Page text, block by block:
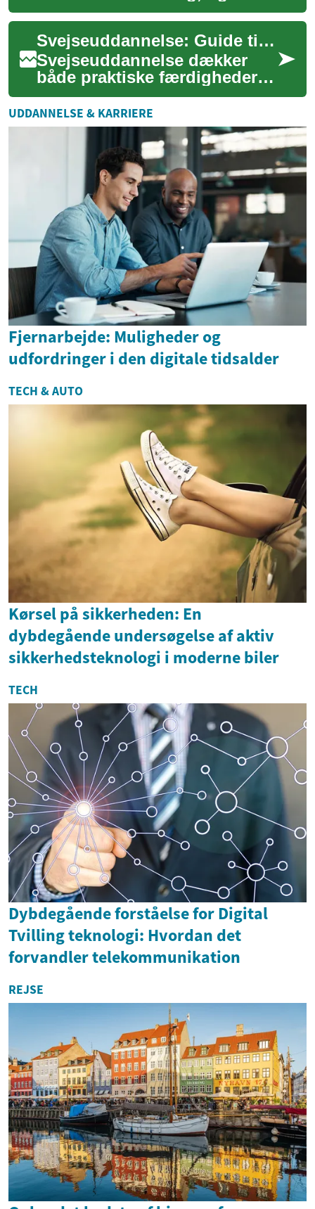
den følger en stigende
anerkendelse af værdien af en
mangfol...
Svejseuddannelse: Guide til teknisk træning og karriere
Svejseuddannelse dækker
både praktiske færdigheder
og teoretisk viden, der
kræves for at arbejde sikkert
og effektivt...
UDDANNELSE & KARRIERE
Fjernarbejde: Muligheder og
udfordringer i den digitale tidsalder
TECH & AUTO
Kørsel på sikkerheden: En
dybdegående undersøgelse af aktiv
sikkerhedsteknologi i moderne biler
TECH
Dybdegående forståelse for Digital
Tvilling teknologi: Hvordan det
forvandler telekommunikation
REJSE